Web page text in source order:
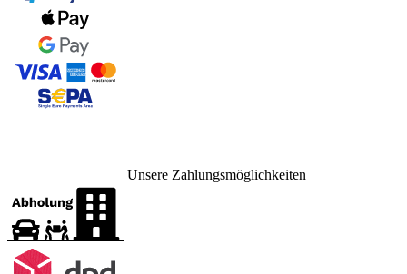
Unsere Zahlungsmöglichkeiten